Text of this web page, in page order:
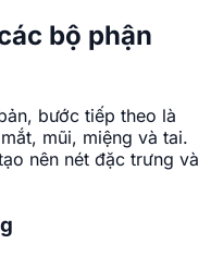
bộ phận
bước tiếp theo là
mũi, miệng và tai.
nên nét đặc trưng và